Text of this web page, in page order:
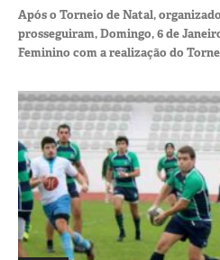
Após o Torneio de Natal,
prosseguiram, Domingo, 6 de
Feminino com a realização do